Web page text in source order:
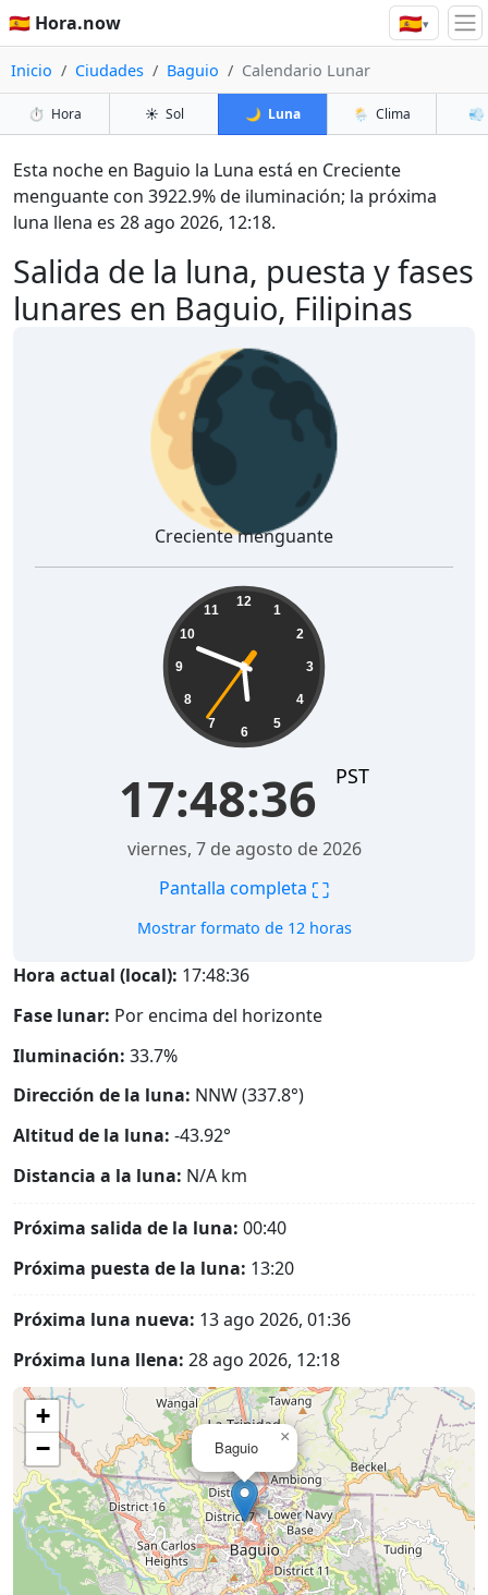
🇪🇸 Hora.now 🇪🇸▾
Inicio Ciudades Baguio Calendario Lunar
⏱️ Hora ☀️ Sol 🌙 Luna 🌦️ Clima 💨
Salida de la luna, puesta y fases
lunares en Baguio, Filipinas
Esta noche en Baguio la Luna está en Creciente
menguante con 3922.9% de iluminación; la próxima
luna llena es 28 ago 2026, 12:18.
🌘
Creciente menguante
12
1
2
3
4
5
6
7
8
9
10
11
17:48:37 PST
viernes, 7 de agosto de 2026
Pantalla completa ⛶
Mostrar formato de 12 horas
Hora actual (local): 17:48:37
Fase lunar: Por encima del horizonte
Iluminación: 33.7%
Dirección de la luna: NNW (337.8°)
Altitud de la luna: -43.92°
Distancia a la luna: N/A km
Próxima salida de la luna: 00:40
Próxima puesta de la luna: 13:20
Próxima luna nueva: 13 ago 2026, 01:36
Próxima luna llena: 28 ago 2026, 12:18
Baguio
×
+
−